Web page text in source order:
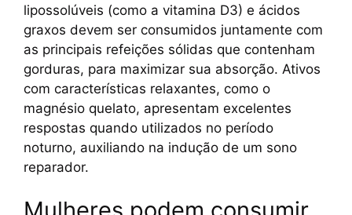
lipossolúveis (como a vitamina D3) e ácidos
graxos devem ser consumidos juntamente com
as principais refeições sólidas que contenham
gorduras, para maximizar sua absorção. Ativos
com características relaxantes, como o
magnésio quelato, apresentam excelentes
respostas quando utilizados no período
noturno, auxiliando na indução de um sono
reparador.